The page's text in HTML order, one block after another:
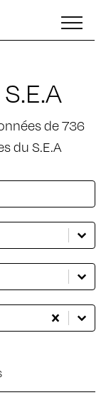
de 736
du S.E.A